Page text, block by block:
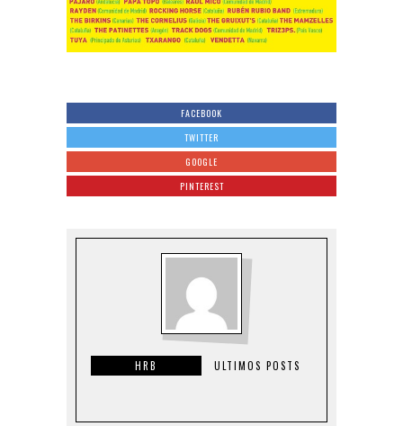
FACEBOOK
TWITTER
GOOGLE
PINTEREST
HRB ULTIMOS POSTS